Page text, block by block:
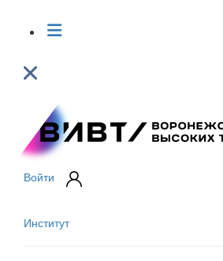
Войти
Институт